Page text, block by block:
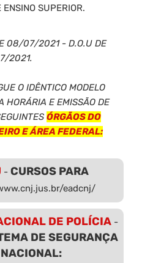
SUPERIOR.
08/07/2021 - D.O.U DE
2021.
O IDÊNTICO MODELO
HORÁRIA E EMISSÃO DE
ÓRGÃOS DO
E ÁREA FEDERAL:
- CURSOS PARA
eadcnj/
DE POLÍCIA -
DE SEGURANÇA